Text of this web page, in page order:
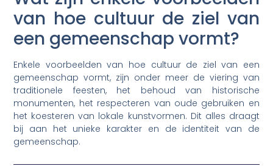
van hoe cultuur de ziel van
een gemeenschap vormt?
Enkele voorbeelden van hoe cultuur de ziel van een
gemeenschap vormt, zijn onder meer de viering van
traditionele feesten, het behoud van historische
monumenten, het respecteren van oude gebruiken en
het koesteren van lokale kunstvormen. Dit alles draagt
bij aan het unieke karakter en de identiteit van de
gemeenschap.